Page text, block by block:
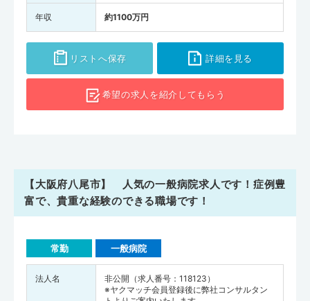
年収 約1100万円
リストへ保存 詳細を見る
希望の求人を紹介してもらう
【大阪府八尾市】 人気の一般病院求人です！症例豊
富で、貴重な経験のできる職場です！
常勤 一般病院
法人名
非公開（求人番号：118123）
※ヤクマッチ会員登録後に弊社コンサルタン